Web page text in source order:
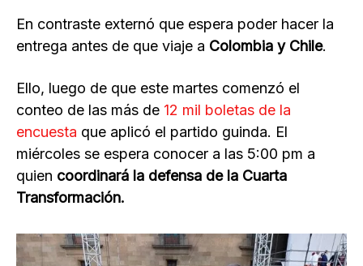
En contraste externó que espera poder hacer la
entrega antes de que viaje a Colombia y Chile.
Ello, luego de que este martes comenzó el
conteo de las más de 12 mil boletas de la
encuesta que aplicó el partido guinda. El
miércoles se espera conocer a las 5:00 pm a
quien coordinará la defensa de la Cuarta
Transformación.